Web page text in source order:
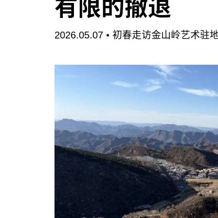
有限的撤退
2026.05.07 • 初春走访金山岭艺术驻